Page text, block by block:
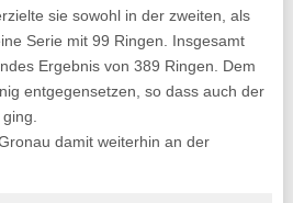
sie sowohl in der zweiten, als
Serie mit 99 Ringen. Insgesamt
Ergebnis von 389 Ringen. Dem
entgegensetzen, so dass auch der
damit weiterhin an der